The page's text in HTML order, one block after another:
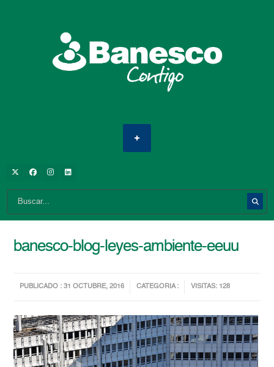
banesco-blog-leyes-ambiente-eeuu
PUBLICADO : 31 OCTUBRE, 2016 CATEGORIA : VISITAS: 128